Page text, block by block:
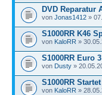
DVD Reparatur
von Jonas1412 »
S1000RR K46
von KaloRR »
S1000RR Euro
von Dusty »
S1000RR
von KaloRR »